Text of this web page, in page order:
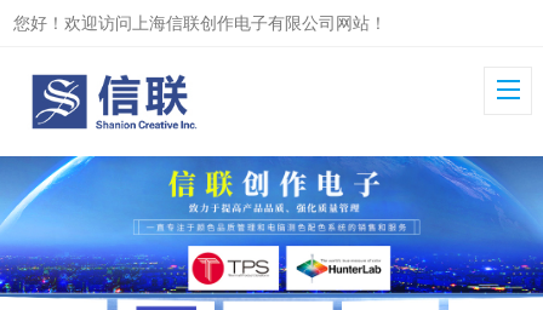
您好！欢迎访问上海信联创作电子有限公司网站！